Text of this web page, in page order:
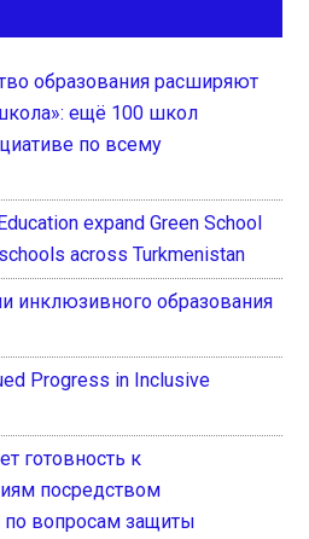
образования расширяют
ещё 100 школ
по всему
expand Green School
across Turkmenistan
инклюзивного образования
Progress in Inclusive
готовность к
посредством
по вопросам защиты